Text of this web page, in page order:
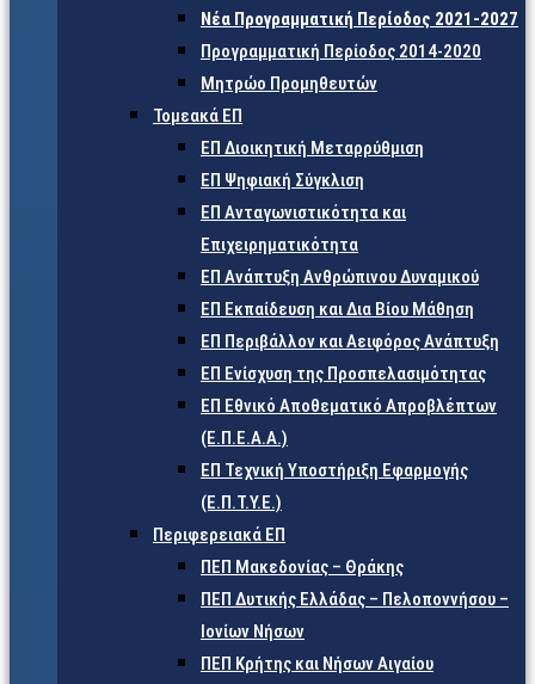
Νέα Προγραμματική Περίοδος 2021-2027
Προγραμματική Περίοδος 2014-2020
Μητρώο Προμηθευτών
Τομεακά ΕΠ
ΕΠ Διοικητική Μεταρρύθμιση
ΕΠ Ψηφιακή Σύγκλιση
ΕΠ Ανταγωνιστικότητα και
Επιχειρηματικότητα
ΕΠ Ανάπτυξη Ανθρώπινου Δυναμικού
ΕΠ Εκπαίδευση και Δια Βίου Μάθηση
ΕΠ Περιβάλλον και Αειφόρος Ανάπτυξη
ΕΠ Ενίσχυση της Προσπελασιμότητας
ΕΠ Εθνικό Αποθεματικό Απροβλέπτων
(Ε.Π.Ε.Α.Α.)
ΕΠ Τεχνική Υποστήριξη Εφαρμογής
(Ε.Π.Τ.Υ.Ε.)
Περιφερειακά ΕΠ
ΠΕΠ Μακεδονίας – Θράκης
ΠΕΠ Δυτικής Ελλάδας – Πελοποννήσου –
Ιονίων Νήσων
ΠΕΠ Κρήτης και Νήσων Αιγαίου